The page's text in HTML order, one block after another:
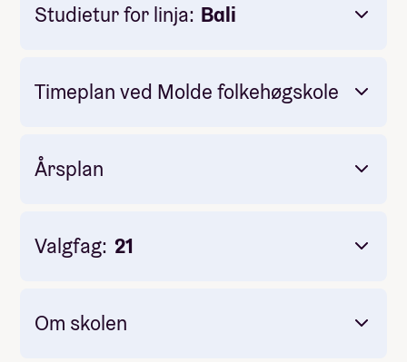
Studietur for linja: Bali
Timeplan ved Molde folkehøgskole
Årsplan
Valgfag: 21
Om skolen